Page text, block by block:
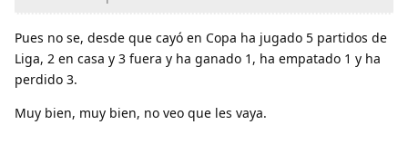
Pues no se, desde que cayó en Copa ha jugado 5 partidos de
Liga, 2 en casa y 3 fuera y ha ganado 1, ha empatado 1 y ha
perdido 3.
Muy bien, muy bien, no veo que les vaya.